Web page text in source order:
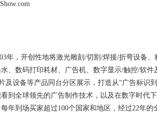
年，开创性地将激光雕刻/切割/焊接/折弯设备
、数码打印耗材、广告机、数字显示/触控/软
及设备等产品同台分区展示， 打造从“广告标识
到全球领先的广告制作技术，以及在数字时代
年到场买家超过100个国家和地区，经过22年的